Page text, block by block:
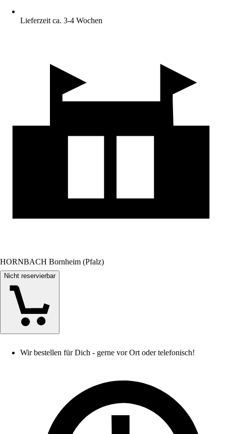
Lieferzeit ca. 3-4 Wochen
HORNBACH Bornheim (Pfalz)
Nicht reservierbar
Wir bestellen für Dich - gerne vor Ort oder telefonisch!